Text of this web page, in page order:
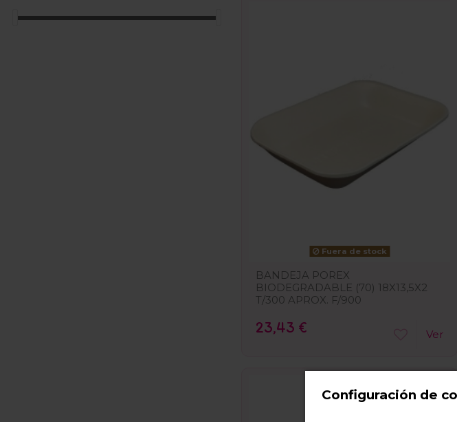
Configuración de
Fuera de stock
BANDEJA POREX
BIODEGRADABLE (70) 18X13,5X2
T/300 APROX. F/900
23,43 € Ver